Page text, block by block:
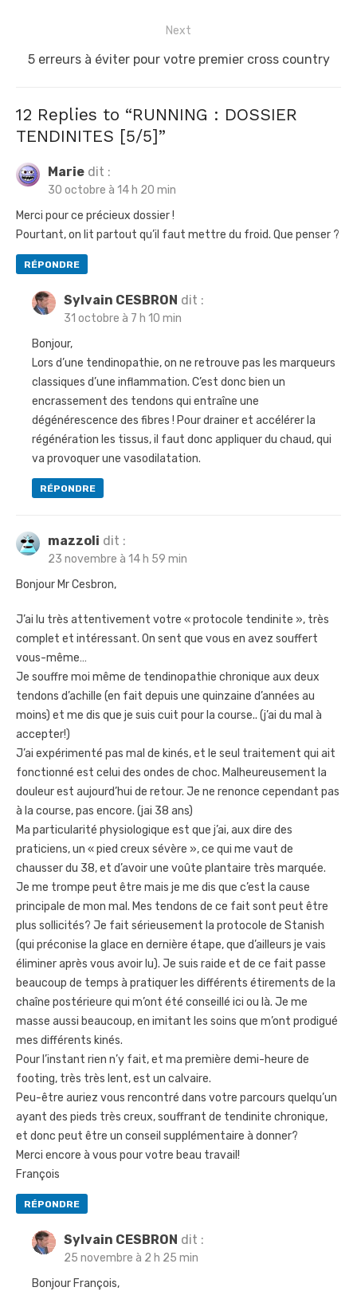
t
i
n
e
l
’
v
u
p
o
s
t
:
Next
N
o
t
:
5 erreurs à éviter pour votre premier cross country
12 Replies to “RUNNING : DOSSIER
TENDINITES [5/5] ”
Marie dit :
30 octobre à 14 h 20 min
Merci pour ce précieux dossier !
Pourtant, on lit partout qu’il faut mettre du froid. Que penser ?
RÉPONDRE
Sylvain CESBRON dit :
31 octobre à 7 h 10 min
Bonjour,
Lors d’une tendinopathie, on ne retrouve pas les marqueurs
classiques d’une inflammation. C’est donc bien un
encrassement des tendons qui entraîne une
dégénérescence des fibres ! Pour drainer et accélérer la
régénération les tissus, il faut donc appliquer du chaud, qui
va provoquer une vasodilatation.
RÉPONDRE
mazzoli dit :
23 novembre à 14 h 59 min
Bonjour Mr Cesbron,
J’ai lu très attentivement votre « protocole tendinite », très
complet et intéressant. On sent que vous en avez souffert
vous-même…
Je souffre moi même de tendinopathie chronique aux deux
tendons d’achille (en fait depuis une quinzaine d’années au
moins) et me dis que je suis cuit pour la course.. (j’ai du mal à
accepter!)
J’ai expérimenté pas mal de kinés, et le seul traitement qui ait
fonctionné est celui des ondes de choc. Malheureusement la
douleur est aujourd’hui de retour. Je ne renonce cependant pas
à la course, pas encore. (jai 38 ans)
Ma particularité physiologique est que j’ai, aux dire des
praticiens, un « pied creux sévère », ce qui me vaut de
chausser du 38, et d’avoir une voûte plantaire très marquée.
Je me trompe peut être mais je me dis que c’est la cause
principale de mon mal. Mes tendons de ce fait sont peut être
plus sollicités? Je fait sérieusement la protocole de Stanish
(qui préconise la glace en dernière étape, que d’ailleurs je vais
éliminer après vous avoir lu). Je suis raide et de ce fait passe
beaucoup de temps à pratiquer les différents étirements de la
chaîne postérieure qui m’ont été conseillé ici ou là. Je me
masse aussi beaucoup, en imitant les soins que m’ont prodigué
mes différents kinés.
Pour l’instant rien n’y fait, et ma première demi-heure de
footing, très très lent, est un calvaire.
Peu-être auriez vous rencontré dans votre parcours quelqu’un
ayant des pieds très creux, souffrant de tendinite chronique,
et donc peut être un conseil supplémentaire à donner?
Merci encore à vous pour votre beau travail!
François
RÉPONDRE
Sylvain CESBRON dit :
25 novembre à 2 h 25 min
Bonjour François,